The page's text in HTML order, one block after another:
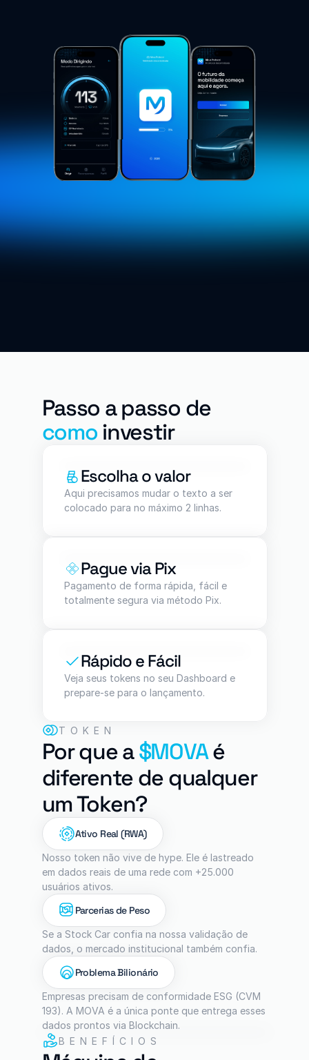
TOKEN
Por que a $MOVA é
diferente de qualquer
um Token?
Ativo Real (RWA)
Nosso token não vive de hype. Ele é lastreado
em dados reais de uma rede com +25.000
usuários ativos.
Parcerias de Peso
Se a Stock Car confia na nossa validação de
dados, o mercado institucional também confia.
Problema Bilionário
Empresas precisam de conformidade ESG (CVM
193). A MOVA é a única ponte que entrega esses
dados prontos via Blockchain.
BENEFÍCIOS
como investir
Escolha o valor
Aqui precisamos mudar o texto a ser
colocado para no máximo 2 linhas.
Pague via Pix
Pagamento de forma rápida, fácil e
totalmente segura via método Pix.
Rápido e Fácil
Veja seus tokens no seu Dashboard e
prepare-se para o lançamento.